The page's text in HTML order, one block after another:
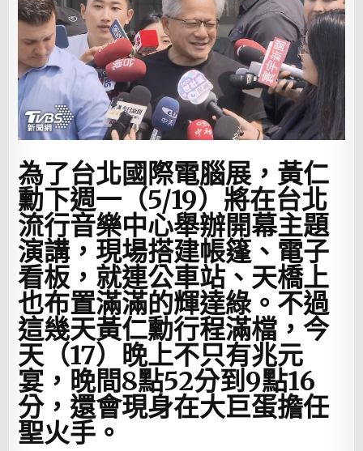
為了台北國際電腦展，黃仁
勳下週一（5/19）將在台北
流行音樂中心舉辦開幕主題
演講，現場搭建帳篷、電子
看板，就連公車站、天橋上
也布置滿滿的輝達綠。不過
這幾天黃仁勳行程滿檔，今
天（17）晚上不只有兆元
宴，晚間8點52分到9點16
分，還會現身在大巨蛋擔任
聖火手。